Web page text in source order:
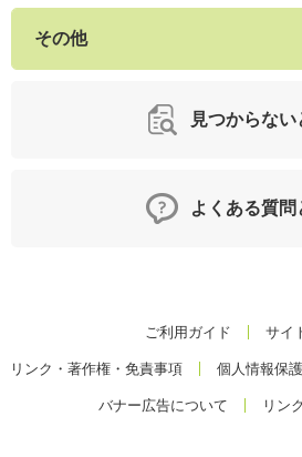
その他
見つからない
よくある質問
ご利用ガイド サイ
リンク・著作権・免責事項 個人情報保護
バナー広告について リン